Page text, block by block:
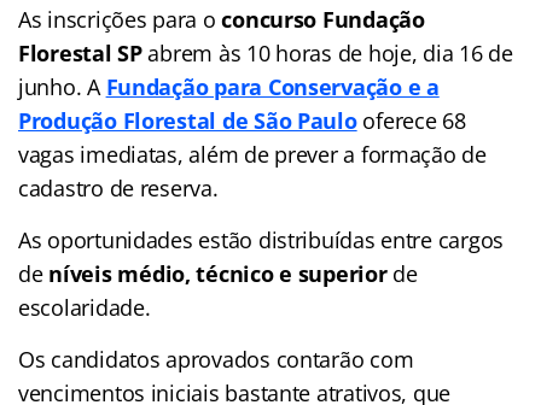
As inscrições para oconcurso Fundação
Florestal SPabrem às 10 horas de hoje, dia 16 de
junho. A Fundação para Conservação e a
Produção Florestal de São Paulooferece 68
vagas imediatas, além de prever a formação de
cadastro de reserva.
As oportunidades estão distribuídas entre cargos
de níveis médio, técnico e superiorde
escolaridade.
Os candidatos aprovados contarão com
vencimentos iniciais bastante atrativos, que